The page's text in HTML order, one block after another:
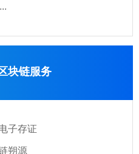
...
块链服务
子存证
朔源